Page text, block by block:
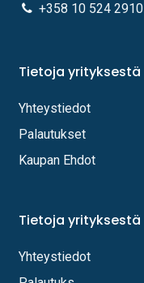
+358 10 524 2910
Tietoja yrityksestä
Yhteystiedot
Palautukset
Kaupan Ehdot
Tietoja yrityksestä
Yhteystiedot